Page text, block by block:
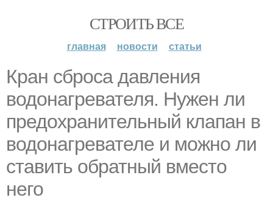
СТРОИТЬ ВСЕ
главная новости статьи
Кран сброса давления
водонагревателя. Нужен ли
предохранительный клапан в
водонагревателе и можно ли
ставить обратный вместо
него